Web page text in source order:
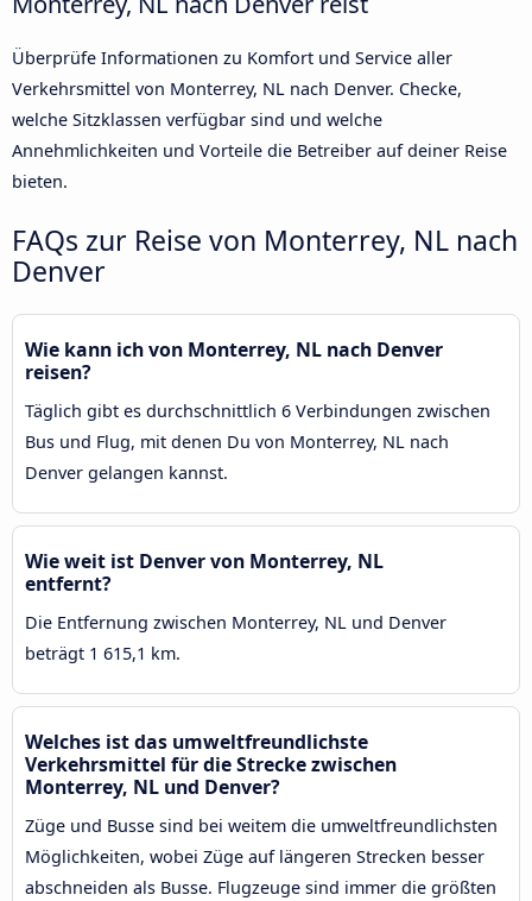
Überprüfe Informationen zu Komfort und Service aller
Verkehrsmittel von Monterrey, NL nach Denver. Checke,
welche Sitzklassen verfügbar sind und welche
Annehmlichkeiten und Vorteile die Betreiber auf deiner Reise
bieten.
FAQs zur Reise von Monterrey, NL nach
Denver
Wie kann ich von Monterrey, NL nach Denver
reisen?
Täglich gibt es durchschnittlich 6 Verbindungen zwischen
Bus und Flug, mit denen Du von Monterrey, NL nach
Denver gelangen kannst.
Wie weit ist Denver von Monterrey, NL
entfernt?
Die Entfernung zwischen Monterrey, NL und Denver
beträgt 1 615,1 km.
Welches ist das umweltfreundlichste
Verkehrsmittel für die Strecke zwischen
Monterrey, NL und Denver?
Züge und Busse sind bei weitem die umweltfreundlichsten
Möglichkeiten, wobei Züge auf längeren Strecken besser
abschneiden als Busse. Flugzeuge sind immer die größten